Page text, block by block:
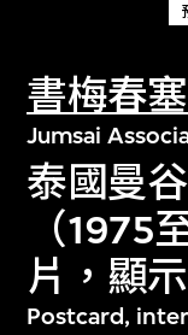
書梅春
Jumsai
泰國曼
（1975
片，顯
Postcard,
探索世界頂
文化藏品。